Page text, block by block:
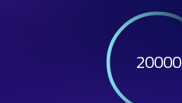
20000